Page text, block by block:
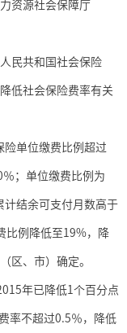
资源社会保障厅
民共和国社会保险
低社会保险费率有关
险单位缴费比例超过
％；单位缴费比例为
计结余可支付月数高于
比例降低至19%，降
区、市）确定。
年已降低1 个百分点
率不超过0.5％，降低